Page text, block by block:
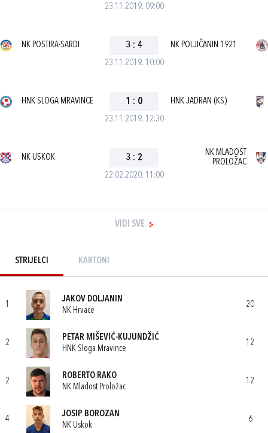
23.11.2019. 09:00
23.11.2019. 10:00
NK POSTIRA-SARDI 3 : 4 NK POLJIČANIN 1921
23.11.2019. 12:30
HNK SLOGA MRAVINCE 1 : 0 HNK JADRAN (KS)
22.02.2020. 11:00
NK USKOK 3 : 2
NK MLADOST
PROLOŽAC
VIDI SVE
STRIJELCI KARTONI
1
JAKOV DOLJANIN
NK Hrvace
20
2
PETAR MIŠEVIĆ-KUJUNDŽIĆ
HNK Sloga Mravince
12
2
ROBERTO RAKO
NK Mladost Proložac
12
4
JOSIP BOROZAN
NK Uskok
6